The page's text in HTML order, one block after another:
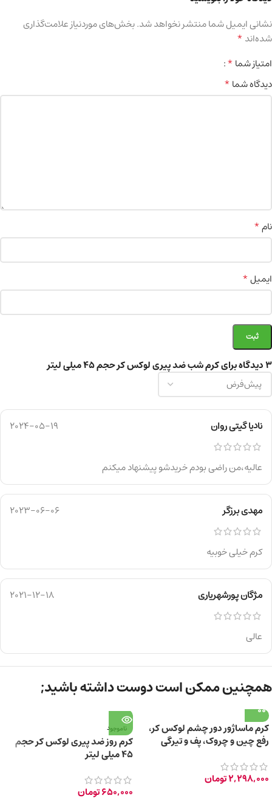
3 دیدگاه برای کرم شب ضد پیری لوکس کر حجم ۴۵ میلی لیتر
نادیا گیتی روان 2024-05-19
عالیه،من راضی بودم خریدشو پیشنهاد میکنم
مهدی برزگر 2023-06-06
کرم خیلی خوبیه
مژگان پورشهریاری 2021-12-18
عالی
نشانی ایمیل شما منتشر نخواهد شد.بخش‌های موردنیاز علامت‌گذاری
شده‌اند*
امتیاز شما*
دیدگاه شما*
نام*
ایمیل*
همچنین ممکن است دوست داشته باشید;
کرم ماساژور دور چشم لوکس کر،
رفع چین و چروک، پف و تیرگی
2,298,000تومان
ناموجود
کرم روز ضد پیری لوکس کر حجم
۴۵ میلی لیتر
650,000تومان